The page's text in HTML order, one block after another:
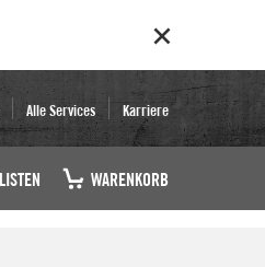
Alle Services Karriere
WARENKORB